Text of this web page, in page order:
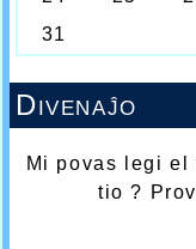
Divenaĵo
Mi povas legi
tio ?